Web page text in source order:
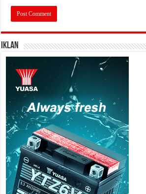
IKLAN